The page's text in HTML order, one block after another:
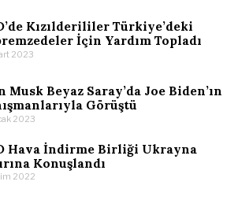
Kızılderililer Türkiye’deki
İçin Yardım Topladı
2023
Musk Beyaz Saray’da Joe Biden’ın
Görüştü
2023
Hava İndirme Birliği Ukrayna
Konuşlandı
2022